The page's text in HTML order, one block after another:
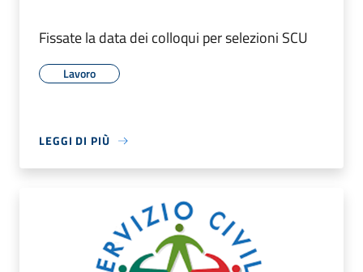
Fissate la data dei colloqui per selezioni SCU
Lavoro
LEGGI DI PIÙ